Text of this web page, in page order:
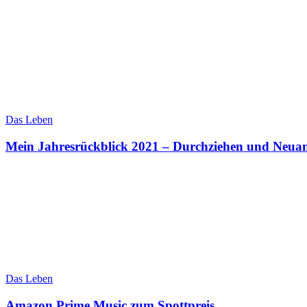
Das Leben
Mein Jahresrückblick 2021 – Durchziehen und
Das Leben